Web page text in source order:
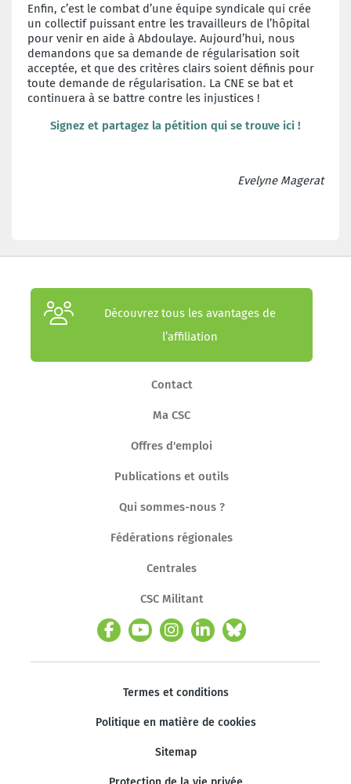
Enfin, c’est le combat d’une équipe syndicale qui crée
un collectif puissant entre les travailleurs de l’hôpital
pour venir en aide à Abdoulaye. Aujourd’hui, nous
demandons que sa demande de régularisation soit
acceptée, et que des critères clairs soient définis pour
toute demande de régularisation. La CNE se bat et
continuera à se battre contre les injustices !
Signez et partagez la pétition qui se trouve ici !
Evelyne Magerat
Découvrez tous les avantages de
l’affiliation
Contact
Ma CSC
Offres d'emploi
Publications et outils
Qui sommes-nous ?
Fédérations régionales
Centrales
CSC Militant
Termes et conditions
Politique en matière de cookies
Sitemap